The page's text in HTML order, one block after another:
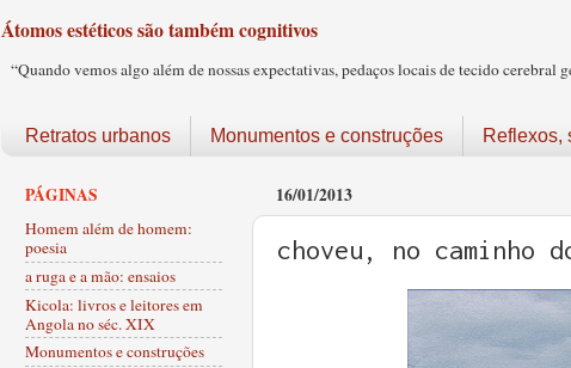
Átomos estéticos são também cognitivos
“Quando vemos algo além de nossas expectativas, pedaços locais de tecido cerebral
Retratos urbanos Monumentos e construções Reflexos,
16/01/2013
choveu, no caminho
PÁGINAS
Homem além de homem:
poesia
a ruga e a mão: ensaios
Kicola: livros e leitores em
Angola no séc. XIX
Monumentos e construções